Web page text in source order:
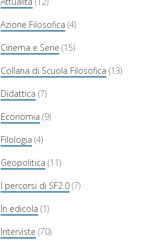
Azione Filosofica (4)
Cinema e Serie (15)
Collana di Scuola Filosofica (13)
Didattica (7)
Economia (9)
Filologia (4)
Geopolitica (11)
I percorsi di SF2.0 (7)
In edicola (1)
Interviste (70)